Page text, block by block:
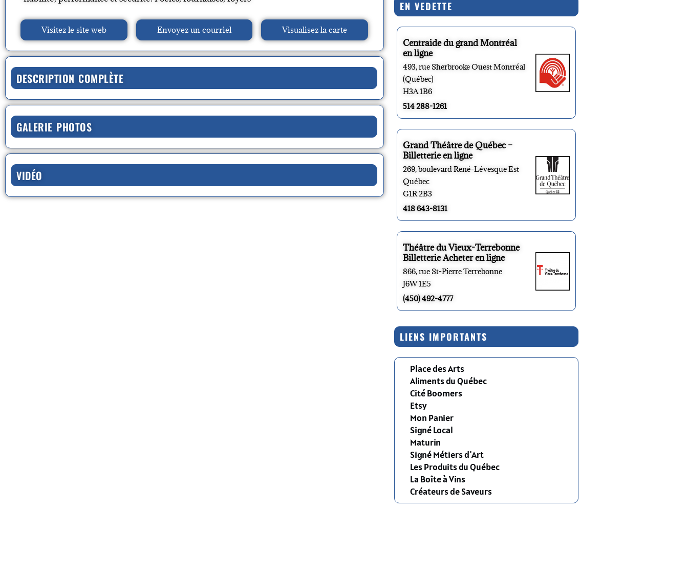
Visitez le site web Envoyez un courriel Visualisez la carte
DESCRIPTION COMPLÈTE
GALERIE PHOTOS
VIDÉO
EN VEDETTE
Centraide du grand Montréal
en ligne
493, rue Sherbrooke Ouest Montréal
(Québec)
H3A 1B6
514 288-1261
Grand Théâtre de Québec –
Billetterie en ligne
269, boulevard René-Lévesque Est
Québec
G1R 2B3
418 643-8131
Théâtre du Vieux-Terrebonne
Billetterie Acheter en ligne
866, rue St-Pierre Terrebonne
J6W 1E5
(450) 492-4777
LIENS IMPORTANTS
Place des Arts
Aliments du Québec
Cité Boomers
Etsy
Mon Panier
Signé Local
Maturin
Signé Métiers d'Art
Les Produits du Québec
La Boîte à Vins
Créateurs de Saveurs